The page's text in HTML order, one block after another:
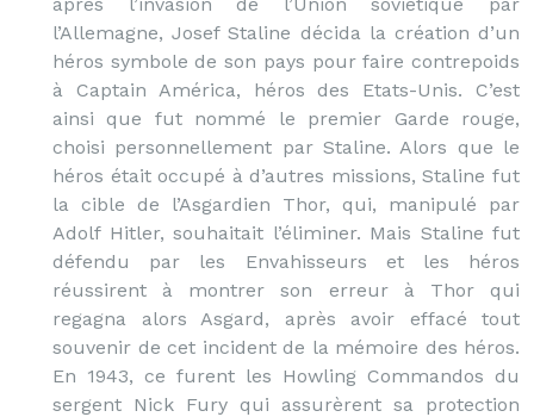
l’Allemagne, Josef Staline décida la création d’un
héros symbole de son pays pour faire contrepoids
à Captain América, héros des Etats-Unis. C’est
ainsi que fut nommé le premier Garde rouge,
choisi personnellement par Staline. Alors que le
héros était occupé à d’autres missions, Staline fut
la cible de l’Asgardien Thor, qui, manipulé par
Adolf Hitler, souhaitait l’éliminer. Mais Staline fut
défendu par les Envahisseurs et les héros
réussirent à montrer son erreur à Thor qui
regagna alors Asgard, après avoir effacé tout
souvenir de cet incident de la mémoire des héros.
En 1943, ce furent les Howling Commandos du
sergent Nick Fury qui assurèrent sa protection